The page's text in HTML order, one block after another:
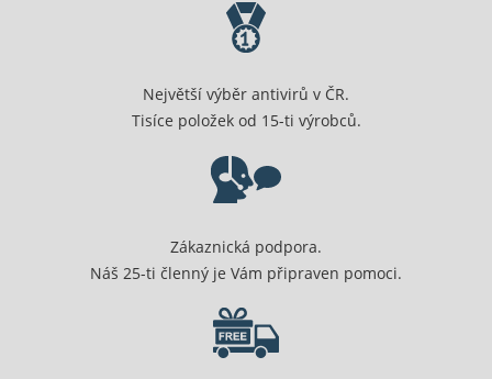
Největší výběr antivirů v ČR.
Tisíce položek od 15-ti výrobců.
Zákaznická podpora.
Náš 25-ti členný je Vám připraven pomoci.